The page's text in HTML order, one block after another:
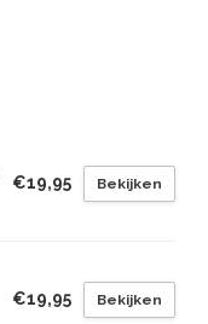
€19,95 Bekijken
€19,95 Bekijken